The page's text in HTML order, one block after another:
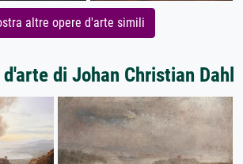
altre opere d'arte simili
di Johan Christian Dahl